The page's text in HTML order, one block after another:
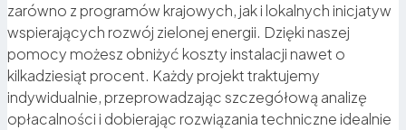
zarówno z programów krajowych, jak i lokalnych inicjatyw
wspierających rozwój zielonej energii. Dzięki naszej
pomocy możesz obniżyć koszty instalacji nawet o
kilkadziesiąt procent. Każdy projekt traktujemy
indywidualnie, przeprowadzając szczegółową analizę
opłacalności i dobierając rozwiązania techniczne idealnie